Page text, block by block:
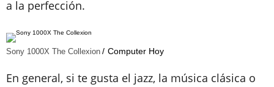
a la perfección.
Sony 1000X The Collexion Computer Hoy
En general, si te gusta el jazz, la música clásica o